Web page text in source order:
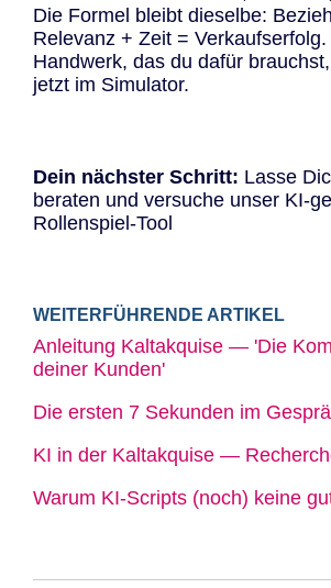
Die Formel bleibt dieselbe:
Relevanz + Zeit =
Handwerk, das du dafür
jetzt im Simulator.
Dein nächster Schritt: Lasse
beraten und versuche unser KI-
Rollenspiel-Tool
WEITERFÜHRENDE ARTIKEL
Anleitung Kaltakquise — 'Die
deiner Kunden'
Die ersten 7 Sekunden im
KI in der Kaltakquise —
Warum KI-Scripts (noch) keine